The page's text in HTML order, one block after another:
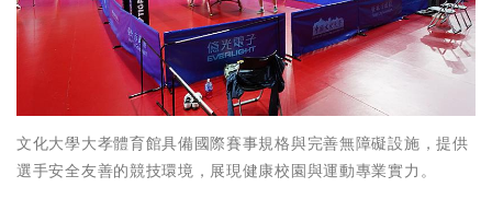
文化大學大孝體育館具備國際賽事規格與完善無障礙設施，提供
選手安全友善的競技環境，展現健康校園與運動專業實力。